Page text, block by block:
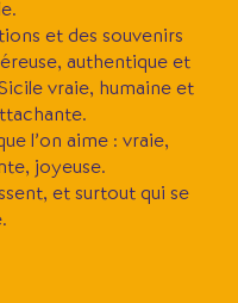
et des souvenirs
authentique et
vraie, humaine et
l’on aime : vraie,
joyeuse.
et surtout qui se